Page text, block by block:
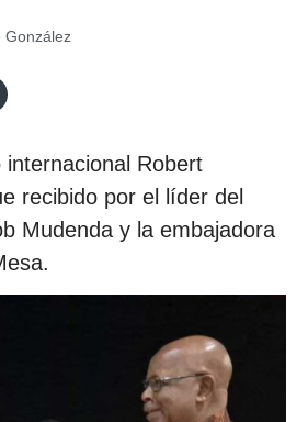
González
Robert
recibido por el líder del
Mudenda y la embajadora